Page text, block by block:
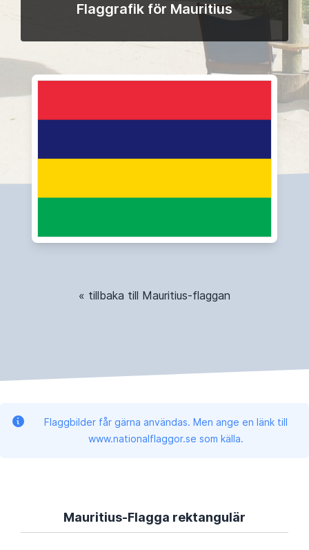
Flaggrafik för Mauritius
« tillbaka till Mauritius-flaggan
Flaggbilder får gärna användas. Men ange en länk till
www.nationalflaggor.se som källa.
Mauritius-Flagga rektangulär